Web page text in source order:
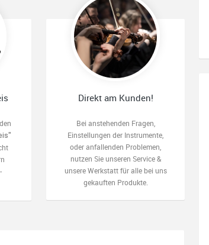
Direkt am Kunden!
Bei anstehenden Fragen,
Einstellungen der Instrumente,
oder anfallenden Problemen,
nutzen Sie unseren Service &
unsere Werkstatt für alle bei uns
gekauften Produkte.